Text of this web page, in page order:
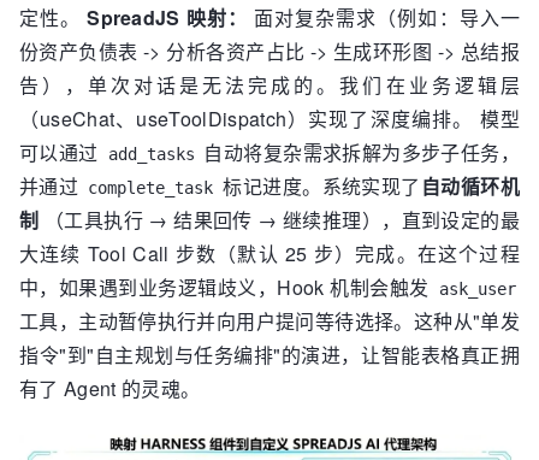
定性。SpreadJS 映射：
面对复杂需求（例如：导入一
份资产负债表 -> 分析各资产占比 -> 生成环形图 -> 总结报
告），单次对话是无法完成的。我们在业务逻辑层
（useChat、useToolDispatch）实现了深度编排。 模型
可以通过
add_tasks
自动将复杂需求拆解为多步子任务，
并通过
complete_task 标记进度。系统实现了 自动循环机
制 （工具执行 → 结果回传 → 继续推理），直到设定的最
大连续 Tool Call 步数（默认 25 步）完成。在这个过程
中，如果遇到业务逻辑歧义，Hook 机制会触发
ask_user
工具，主动暂停执行并向用户提问等待选择。这种从"单发
指令"到"自主规划与任务编排"的演进，让智能表格真正拥
有了 Agent 的灵魂。